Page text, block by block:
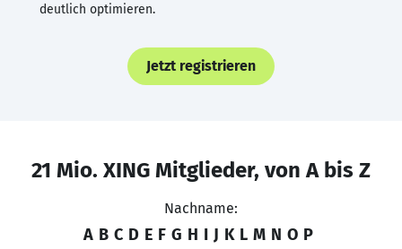
deutlich optimieren.
Jetzt registrieren
21 Mio. XING Mitglieder, von A bis Z
Nachname:
A B C D E F G H I J K L M N O P